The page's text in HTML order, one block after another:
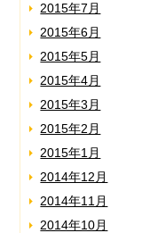
2015年7月
2015年6月
2015年5月
2015年4月
2015年3月
2015年2月
2015年1月
2014年12月
2014年11月
2014年10月